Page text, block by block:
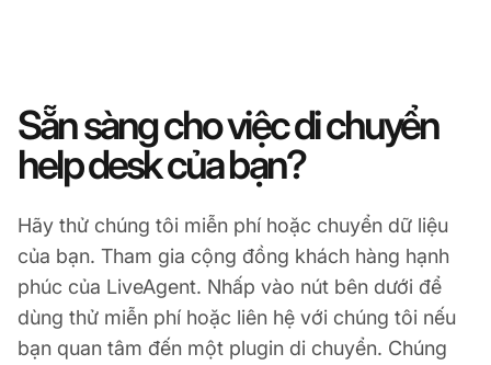
Sẵn sàng cho việc di chuyển
help desk của bạn?
Hãy thử chúng tôi miễn phí hoặc chuyển dữ liệu
của bạn. Tham gia cộng đồng khách hàng hạnh
phúc của LiveAgent. Nhấp vào nút bên dưới để
dùng thử miễn phí hoặc liên hệ với chúng tôi nếu
bạn quan tâm đến một plugin di chuyển. Chúng